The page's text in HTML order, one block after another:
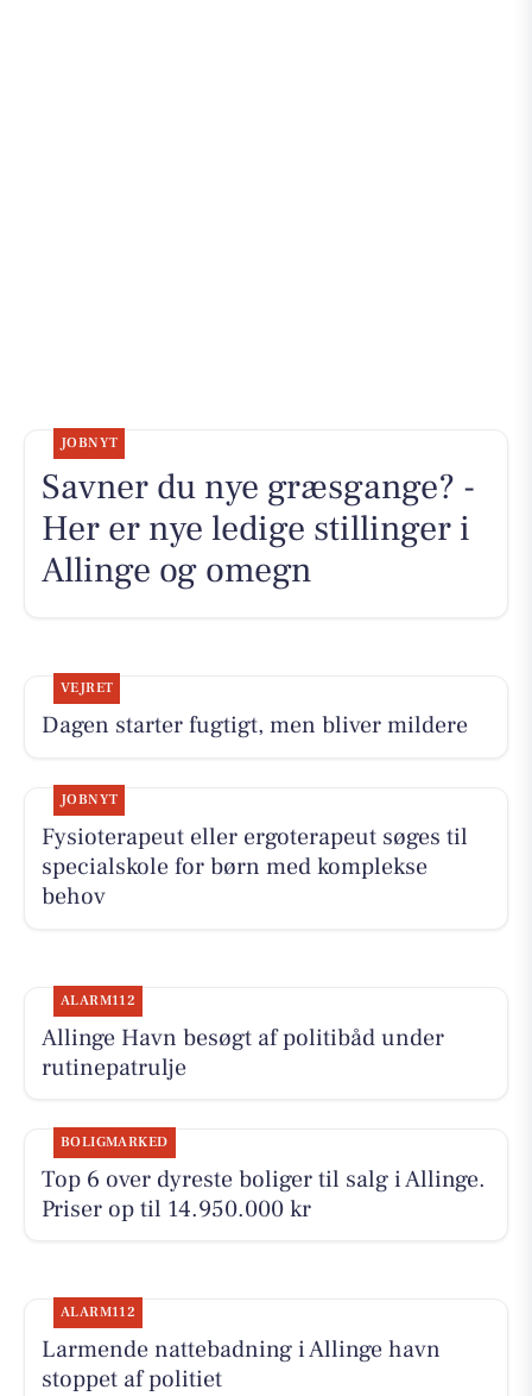
JOBNYT
Savner du nye græsgange? -
Her er nye ledige stillinger i
Allinge og omegn
VEJRET
Dagen starter fugtigt, men bliver mildere
JOBNYT
Fysioterapeut eller ergoterapeut søges til
specialskole for børn med komplekse
behov
ALARM112
Allinge Havn besøgt af politibåd under
rutinepatrulje
BOLIGMARKED
Top 6 over dyreste boliger til salg i Allinge.
Priser op til 14.950.000 kr
ALARM112
Larmende nattebadning i Allinge havn
stoppet af politiet